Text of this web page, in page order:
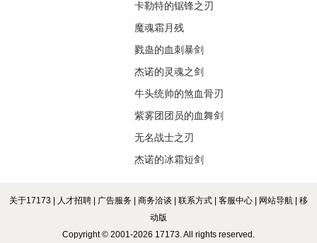
卡勒特的锯锋之刃
魔魂霜月残
戮蛊的血刺暴剑
杰诺的灵魂之剑
牛头统帅的煞血骨刃
紫雾团团员的血舞剑
无名战士之刃
杰诺的冰霜短剑
关于17173 | 人才招聘 | 广告服务 | 商务洽谈 | 联系方式 | 客服中心 | 网站导航 | 移
动版
Copyright © 2001-2026 17173. All rights reserved.